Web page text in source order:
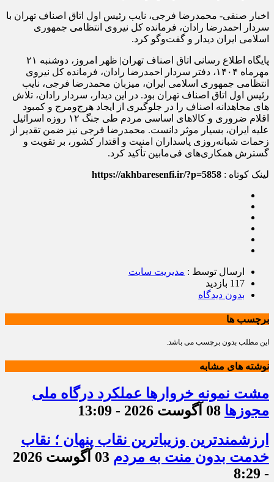
اخبار صنفی- محمدرضا فرجی، نایب رئیس اول اتاق اصناف تهران با
سردار احمدرضا رادان، فرمانده کل نیروی انتظامی جمهوری
اسلامی ایران دیدار و گفت‌وگو کرد.
پایگاه اطلاع رسانی اتاق اصناف تهران| ظهر امروز، دوشنبه ۲۱
مهرماه ۱۴۰۴، دفتر سردار احمدرضا رادان، فرمانده کل نیروی
انتظامی جمهوری اسلامی ایران، میزبان محمدرضا فرجی، نایب
رئیس اول اتاق اصناف تهران بود. در این دیدار، سردار رادان، تلاش
های مجاهدانه اصناف را در جلوگیری از ایجاد هرج‌ومرج و کمبود
اقلام ضروری و کالاهای اساسی مردم طی جنگ ۱۲ روزه اسرائیل
علیه ایران، بسیار موثر دانست. محمدرضا فرجی نیز ضمن تقدیر از
زحمات شبانه‌روزی پاسداران امنیت و اقتدار کشور، بر تقویت و
گسترش همکاری‌های فی‌مابین تأکید کرد.
لینک کوتاه : https://akhbaresenfi.ir/?p=5858
ارسال توسط : مدیریت سایت
117 بازدید
بدون دیدگاه
برچسب ها
این مطلب بدون برچسب می باشد.
نوشته های مشابه
مشت نمونه خروارها عملکرد درگاه ملی
مجوزها 08 آگوست 2026 - 13:09
ارزشمندترین وزیباترین نقاب پنهان ؛ نقاب
خدمت بدون منت به مردم
03 آگوست 2026
- 8:29